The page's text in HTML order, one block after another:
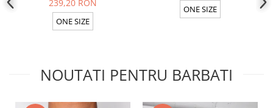
239,20 RON
ONE SIZE
ONE SIZE
NOUTATI PENTRU BARBATI